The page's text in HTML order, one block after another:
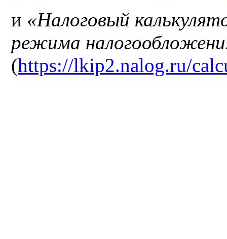
и «Налоговый
режима
(https://lkip2.nalog.ru/